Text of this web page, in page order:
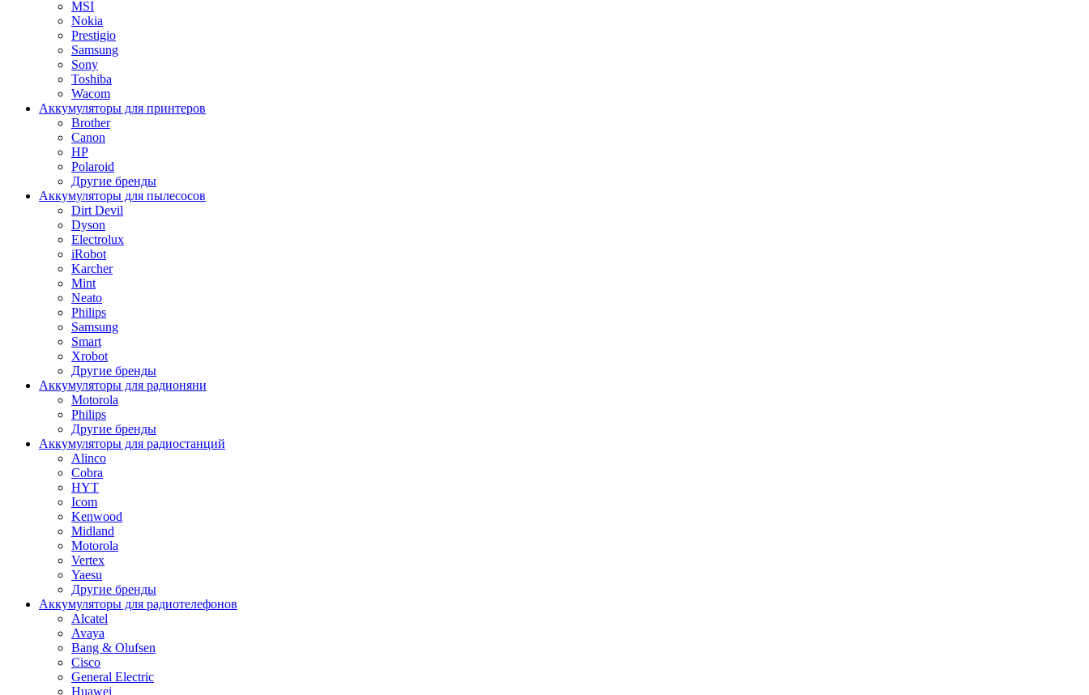
MSI
Nokia
Prestigio
Samsung
Sony
Toshiba
Wacom
Аккумуляторы для принтеров
Brother
Canon
HP
Polaroid
Другие бренды
Аккумуляторы для пылесосов
Dirt Devil
Dyson
Electrolux
iRobot
Karcher
Mint
Neato
Philips
Samsung
Smart
Xrobot
Другие бренды
Аккумуляторы для радионяни
Motorola
Philips
Другие бренды
Аккумуляторы для радиостанций
Alinco
Cobra
HYT
Icom
Kenwood
Midland
Motorola
Vertex
Yaesu
Другие бренды
Аккумуляторы для радиотелефонов
Alcatel
Avaya
Bang & Olufsen
Cisco
General Electric
Huawei